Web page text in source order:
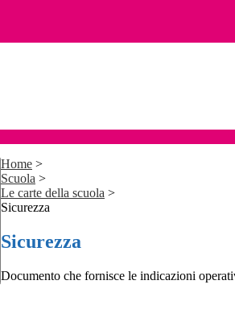
Home >
Scuola >
Le carte della scuola >
Sicurezza
Sicurezza
Documento che fornisce le indicazioni